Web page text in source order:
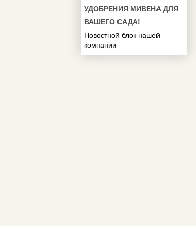
УДОБРЕНИЯ МИВЕНА ДЛЯ
ВАШЕГО САДА!
Новостной блок нашей
компании